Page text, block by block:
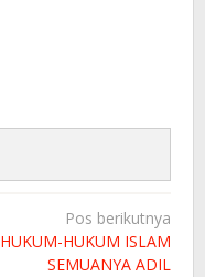
Pos berikutnya
HUKUM-HUKUM ISLAM
SEMUANYA ADIL